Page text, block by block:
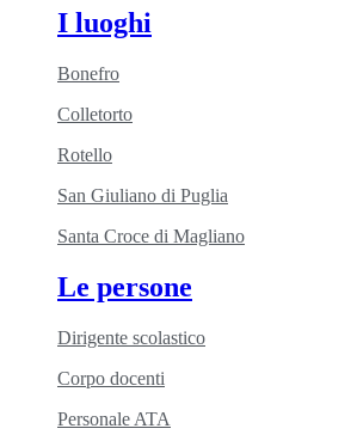
I luoghi
Bonefro
Colletorto
Rotello
San Giuliano di Puglia
Santa Croce di Magliano
Le persone
Dirigente scolastico
Corpo docenti
Personale ATA